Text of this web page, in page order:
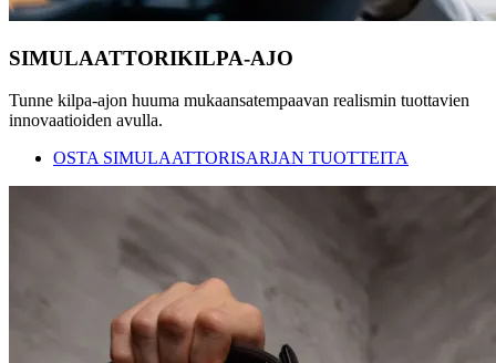
SIMULAATTORIKILPA-AJO
Tunne kilpa-ajon huuma mukaansatempaavan realismin tuottavien
innovaatioiden avulla.
OSTA SIMULAATTORISARJAN TUOTTEITA